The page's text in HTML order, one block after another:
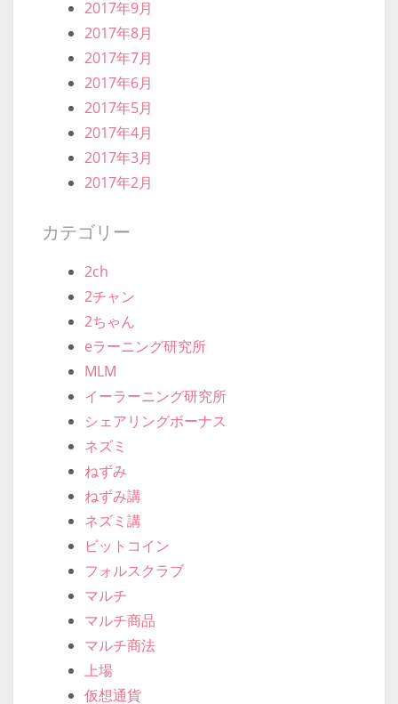
2017年9月
2017年8月
2017年7月
2017年6月
2017年5月
2017年4月
2017年3月
2017年2月
カテゴリー
2ch
2チャン
2ちゃん
eラーニング研究所
MLM
イーラーニング研究所
シェアリングボーナス
ネズミ
ねずみ
ねずみ講
ネズミ講
ビットコイン
フォルスクラブ
マルチ
マルチ商品
マルチ商法
上場
仮想通貨